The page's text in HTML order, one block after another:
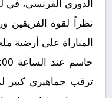
الدوري الفرنسي، في
نظراً لقوة الفريقين
ترقب جماهيري كبير